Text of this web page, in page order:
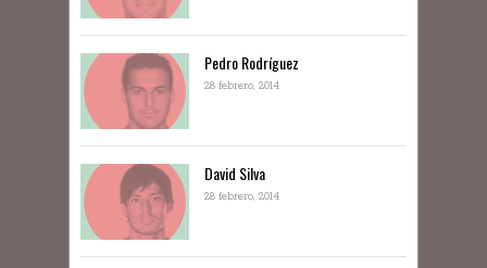
Pedro Rodríguez
28 febrero, 2014
David Silva
28 febrero, 2014